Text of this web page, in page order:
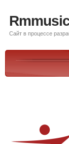
Сайт в процессе